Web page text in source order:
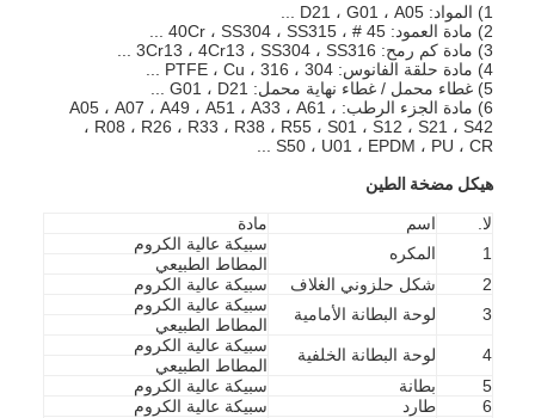
1) المواد: D21 ، G01 ، A05 ...
2) مادة العمود: 45 # ، 40Cr ، SS304 ، SS315 ...
3) مادة كم رمح: 3Cr13 ، 4Cr13 ، SS304 ، SS316 ...
4) مادة حلقة الفانوس: 304 ، 316 ، PTFE ، Cu ...
5) غطاء محمل / غطاء نهاية محمل: G01 ، D21 ...
6) مادة الجزء الرطب: A05 ، A07 ، A49 ، A51 ، A33 ، A61 ،
R08 ، R26 ، R33 ، R38 ، R55 ، S01 ، S12 ، S21 ، S42 ،
S50 ، U01 ، EPDM ، PU ، CR ...
هيكل مضخة الطين
لا. اسم
مادة
1
المكره
سبيكة عالية الكروم
المطاط الطبيعي
2
شكل حلزوني الغلاف
سبيكة عالية الكروم
3
لوحة البطانة الأمامية
سبيكة عالية الكروم
المطاط الطبيعي
4
لوحة البطانة الخلفية
سبيكة عالية الكروم
المطاط الطبيعي
5
بطانة
سبيكة عالية الكروم
6
طارد
سبيكة عالية الكروم